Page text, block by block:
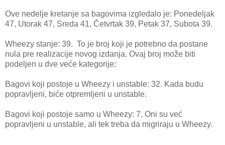
Ove nedelje kretanje sa bagovima izgledalo je: Ponedeljak
47, Utorak 47, Sreda 41, Četvrtak 39, Petak 37, Subota 39.
Wheezy stanje: 39. To je broj koji je potrebno da postane
nula pre realizacije novog izdanja. Ovaj broj može biti
podeljen u dve veće kategorije:
Bagovi koji postoje u Wheezy i unstable: 32. Kada budu
popravljeni, biće otpremljeni u unstable.
Bagovi koji postoje samo u Wheezy: 7. Oni su već
popravljeni u unstable, ali tek treba da migriraju u Wheezy.